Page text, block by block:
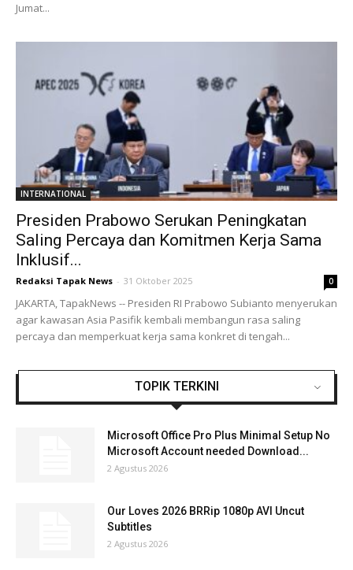
Jumat...
INTERNATIONAL
Presiden Prabowo Serukan Peningkatan
Saling Percaya dan Komitmen Kerja Sama
Inklusif...
Redaksi Tapak News - 31 Oktober 2025 0
JAKARTA, TapakNews -- Presiden RI Prabowo Subianto menyerukan
agar kawasan Asia Pasifik kembali membangun rasa saling
percaya dan memperkuat kerja sama konkret di tengah...
TOPIK TERKINI
Microsoft Office Pro Plus Minimal Setup No
Microsoft Account needed Download...
2 Agustus 2026
Our Loves 2026 BRRip 1080p AVI Uncut
Subtitles
2 Agustus 2026